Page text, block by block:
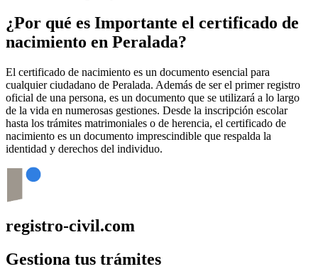
¿Por qué es Importante el certificado de
nacimiento en Peralada?
El certificado de nacimiento es un documento esencial para
cualquier ciudadano de Peralada. Además de ser el primer registro
oficial de una persona, es un documento que se utilizará a lo largo
de la vida en numerosas gestiones. Desde la inscripción escolar
hasta los trámites matrimoniales o de herencia, el certificado de
nacimiento es un documento imprescindible que respalda la
identidad y derechos del individuo.
registro-civil.com
Gestiona tus trámites